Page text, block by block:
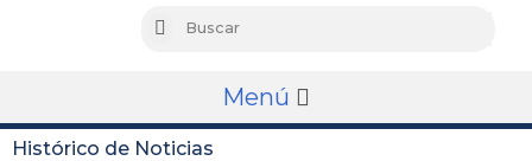
Buscar
Menú
Histórico de Noticias